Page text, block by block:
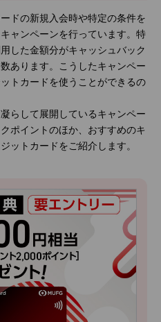
ドの新規入会時や特定の条件を
ャンペーンを行っています。特
した金額分がキャッシュバック
あります。こうしたキャンペー
トカードを使うことができるの
らして展開しているキャンペー
ポイントのほか、おすすめのキ
ットカードをご紹介します。